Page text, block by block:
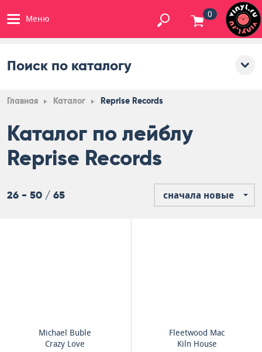
Меню 0
Поиск по каталогу
Главная Каталог Reprise Records
Каталог по лейблу
Reprise Records
26 - 50 / 65 сначала новые
Michael Buble
Crazy Love
Fleetwood Mac
Kiln House